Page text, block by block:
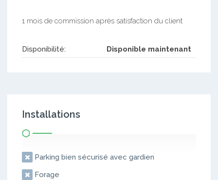
1 mois de commission après satisfaction du client
Disponibilité: Disponible maintenant
Installations
Parking bien sécurisé avec gardien
Forage